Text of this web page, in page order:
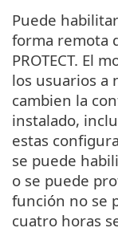
Puede
forma remota
PROTECT. El
los usuarios a
cambien la
instalado,
estas
se puede
o se puede
función no se
cuatro horas